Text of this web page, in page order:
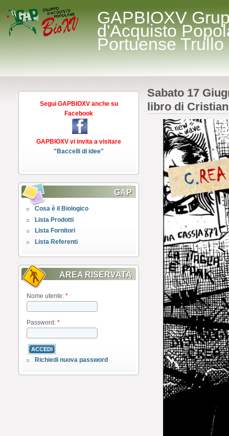
GAPBIOXV
d'Acquisto
Portuense Trullo
Segui GAPBIOXV anche su
Facebook
GAPBIOXV vi invita a visitare
"Baccelli di idee"
GAP
Cosa è il Biologico
Lista Prodotti
Lista Fornitori
Lista Referenti
AREA RISERVATA
Nome utente: *
Password: *
Richiedi nuova password
Sabato 17
libro di